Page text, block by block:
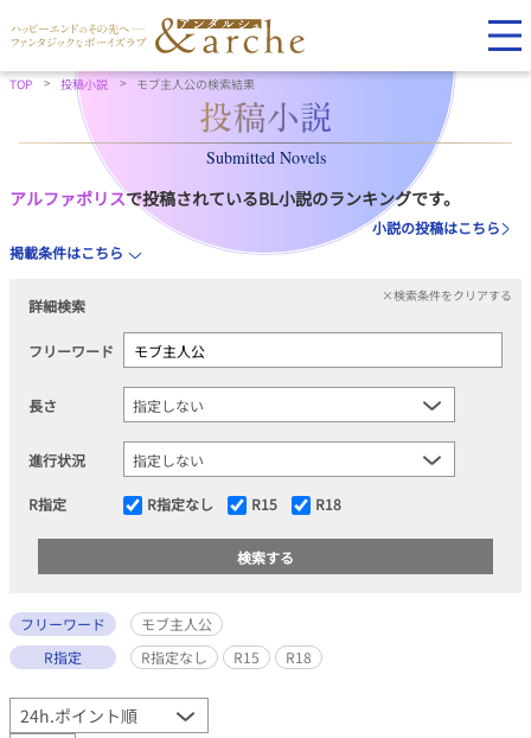
TOP 投稿小説 モブ主人公の検索結果
Submitted Novels
アルファポリスで投稿されているBL小説のランキングです。
小説の投稿はこちら
掲載条件はこちら
詳細検索
×検索条件をクリアする
フリーワード
長さ
進行状況
R指定 R指定なし R15 R18
フリーワード
モブ主人公
R指定
R指定なし R15 R18